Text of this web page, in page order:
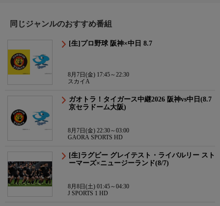
同じジャンルのおすすめ番組
[生]プロ野球 阪神×中日 8.7
8月7日(金) 17:45～22:30
スカイA
ガオトラ！タイガース中継2026 阪神vs中日(8.7
京セラドーム大阪)
8月7日(金) 22:30～03:00
GAORA SPORTS HD
[生]ラグビー グレイテスト・ライバルリー スト
ーマーズ×ニュージーランド(8/7)
8月8日(土) 01:45～04:30
J SPORTS 1 HD